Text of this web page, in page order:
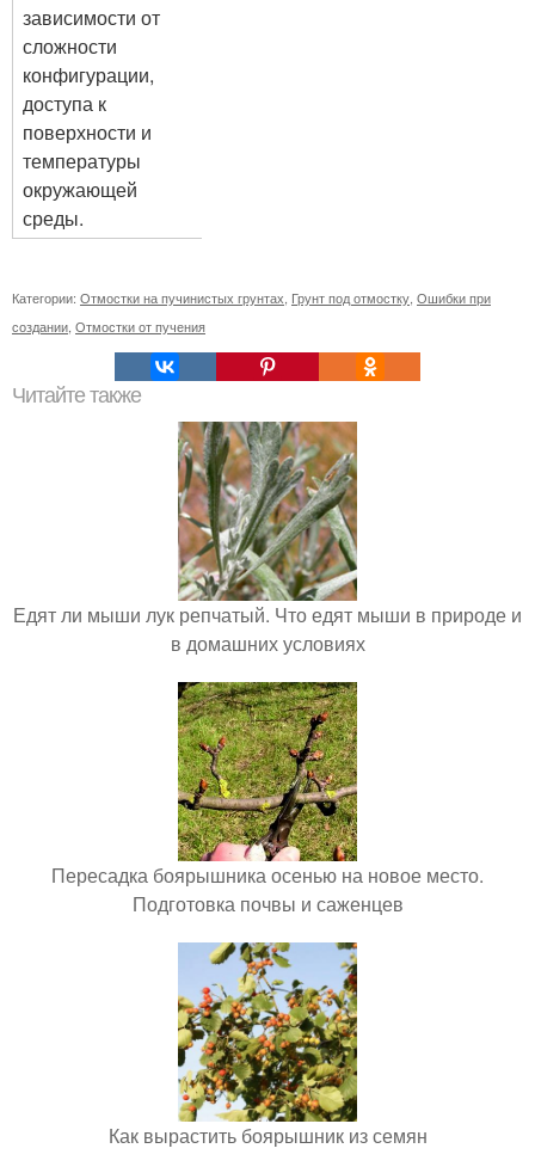
зависимости от
сложности
конфигурации,
доступа к
поверхности и
температуры
окружающей
среды.
Категории: Отмостки на пучинистых грунтах Грунт под отмостку Ошибки при
создании Отмостки от пучения
Читайте также
Едят ли мыши лук репчатый. Что едят мыши в природе и
в домашних условиях
Пересадка боярышника осенью на новое место.
Подготовка почвы и саженцев
Как вырастить боярышник из семян